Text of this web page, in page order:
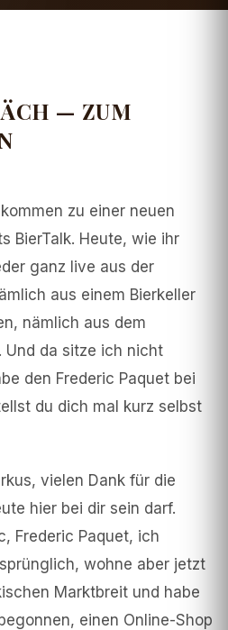
— ZUM
zu einer neuen
BierTalk. Heute, wie ihr
ganz live aus der
aus einem Bierkeller
nämlich aus dem
Und da sitze ich nicht
den Frederic Paquet bei
du dich mal kurz selbst
vielen Dank für die
hier bei dir sein darf.
Frederic Paquet, ich
wohne aber jetzt
Marktbreit und habe
einen Online-Shop